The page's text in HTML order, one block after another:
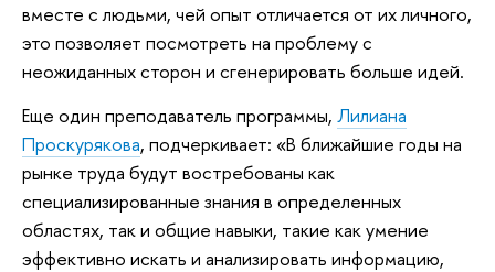
вместе с людьми, чей опыт отличается от их личного,
это позволяет посмотреть на проблему с
неожиданных сторон и сгенерировать больше идей.
Еще один преподаватель программы, Лилиана
Проскурякова, подчеркивает: «В ближайшие годы на
рынке труда будут востребованы как
специализированные знания в определенных
областях, так и общие навыки, такие как умение
эффективно искать и анализировать информацию,